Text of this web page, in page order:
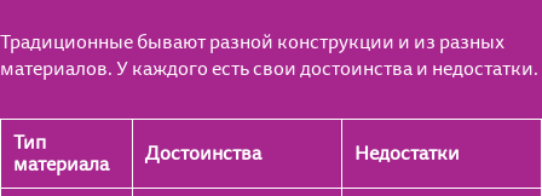
Традиционные бывают разной конструкции и из разных
материалов. У каждого есть свои достоинства и недостатки.
Тип
материала Достоинства Недостатки